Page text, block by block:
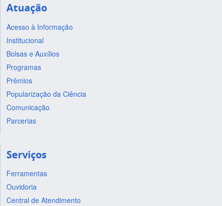
Atuação
Acesso à Informação
Institucional
Bolsas e Auxílios
Programas
Prêmios
Popularização da Ciência
Comunicação
Parcerias
Serviços
Ferramentas
Ouvidoria
Central de Atendimento